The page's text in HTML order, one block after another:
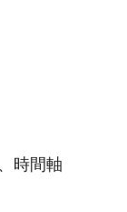
時間軸